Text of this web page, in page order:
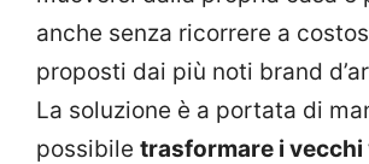
anche senza ricorrere a
proposti dai più noti brand
La soluzione è a portata di
possibile trasformare i vecchi